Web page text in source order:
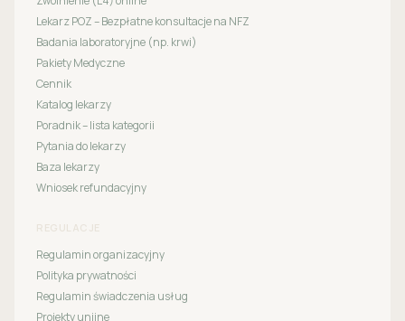
Lekarz POZ – Bezpłatne konsultacje na NFZ
Badania laboratoryjne (np. krwi)
Pakiety Medyczne
Cennik
Katalog lekarzy
Poradnik – lista kategorii
Pytania do lekarzy
Baza lekarzy
Wniosek refundacyjny
REGULACJE
Regulamin organizacyjny
Polityka prywatności
Regulamin świadczenia usług
Projekty unijne